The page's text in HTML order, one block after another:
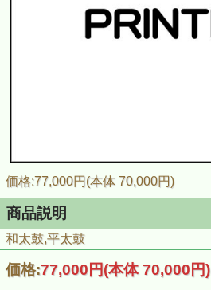
価格:77,000円(本体 70,000円)
商品説明
和太鼓,平太鼓
価格:77,000円(本体 70,000円)